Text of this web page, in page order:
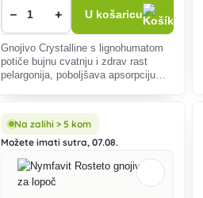
− + U košaricu
Gnojivo Crystalline s lignohumatom
potiče bujnu cvatnju i zdrav rast
pelargonija, poboljšava apsorpciju
Na zalihi > 5 kom
Možete imati sutra, 07.08.